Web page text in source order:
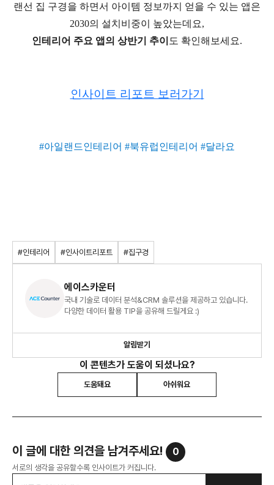
랜선 집 구경을 하면서 아이템 정보까지 얻을 수 있는 앱은
2030의 설치비중이 높았는데요,
인테리어 주요 앱의 상반기 추이 도 확인해보세요.
인사이트 리포트 보러가기
#아일랜드인테리어 #북유럽인테리어 #달라요
#인테리어 #인사이트리포트 #집구경
에이스카운터
국내 기술로 데이터 분석&CRM 솔루션을 제공하고 있습니다.
다양한 데이터 활용 TIP을 공유해 드릴게요 :)
알림받기
이 콘텐츠가 도움이 되셨나요?
도움돼요 아쉬워요
이 글에 대한 의견을 남겨주세요! 0
서로의 생각을 공유할수록 인사이트가 커집니다.